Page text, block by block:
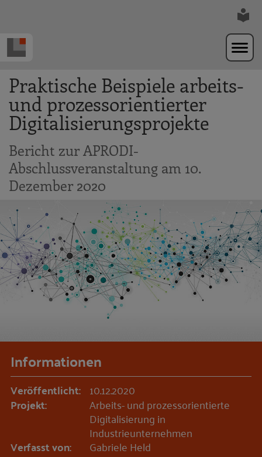
Praktische Beispiele arbeits-
und prozessorientierter
Digitalisierungsprojekte
Bericht zur APRODI-
Abschlussveranstaltung am 10.
Dezember 2020
Informationen
Veröffentlicht: 10.12.2020
Projekt: Arbeits- und prozessorientierte
Digitalisierung in
Industrieunternehmen
Verfasst von: Gabriele Held